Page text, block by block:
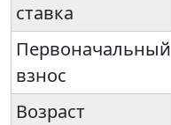
ставка
Первоначальный
взнос
Возраст